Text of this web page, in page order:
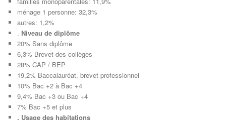
ménage 1 personne: 32,3%
autres: 1,2%
. Niveau de diplôme
20% Sans diplôme
6,3% Brevet des collèges
28% CAP / BEP
19,2% Baccalauréat, brevet professionnel
10% Bac +2 à Bac +4
9,4% Bac +3 ou Bac +4
7% Bac +5 et plus
. Usage des habitations